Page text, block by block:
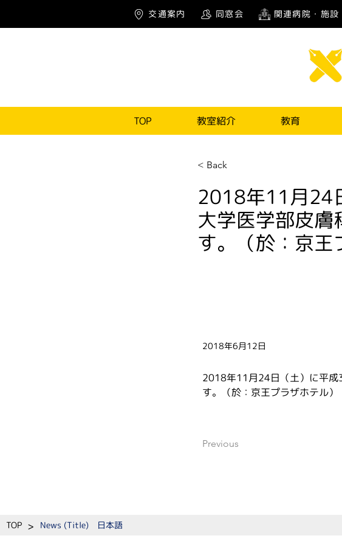
交通案内 同窓会 関連病院・施設
TOP 教室紹介 教育
< Back
2018年11月24
大学医学部皮膚
す。（於：京王
2018年6月12日
2018年11月24日（土）に平成
す。（於：京王プラザホテル）
Previous
TOP > News (Title) 日本語